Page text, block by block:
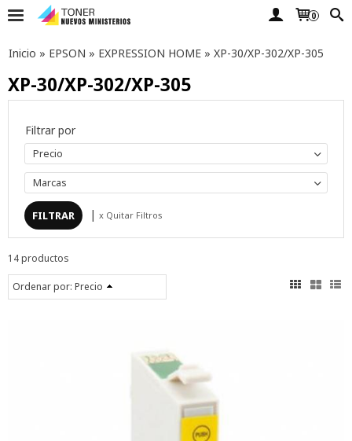
0
Inicio » EPSON » EXPRESSION HOME » XP-30/XP-302/XP-305
XP-30/XP-302/XP-305
Filtrar por
Precio
Marcas
| x Quitar Filtros
14 productos
Ordenar por: Precio